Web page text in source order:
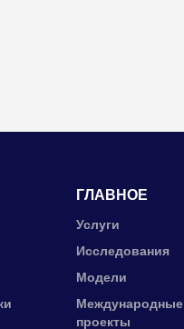
ГЛАВНОЕ
Услуги
Исследования
Модели
Международные
проекты